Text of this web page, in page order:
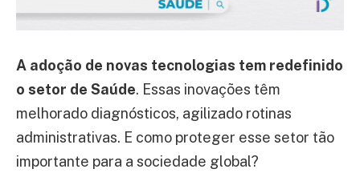
A adoção de novas tecnologias tem redefinido
o setor de Saúde. Essas inovações têm
melhorado diagnósticos, agilizado rotinas
administrativas. E como proteger esse setor tão
importante para a sociedade global?